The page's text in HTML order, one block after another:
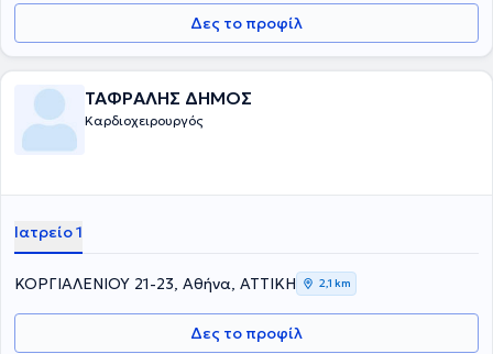
Δες το προφίλ
ΤΑΦΡΑΛΗΣ ΔΗΜΟΣ
Καρδιοχειρουργός
Ιατρείο 1
ΚΟΡΓΙΑΛΕΝΙΟΥ 21-23, Αθήνα, ΑΤΤΙΚΗ 2,1 km
Δες το προφίλ